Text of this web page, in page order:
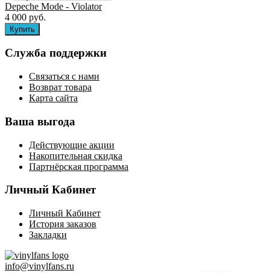
Depeche Mode - Violator
4 000 руб.
Служба поддержки
Связаться с нами
Возврат товара
Карта сайта
Ваша выгода
Действующие акции
Накопительная скидка
Партнёрская программа
Личный Кабинет
Личный Кабинет
История заказов
Закладки
info@vinylfans.ru